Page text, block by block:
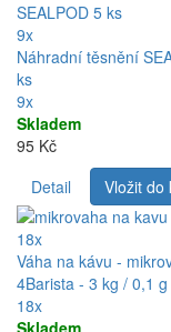
9x
Náhradní těsnění
ks
9x
Skladem
95 Kč
Detail
Vložit do
18x
Váha na kávu -
4Barista - 3 kg / 0,1 g
18x